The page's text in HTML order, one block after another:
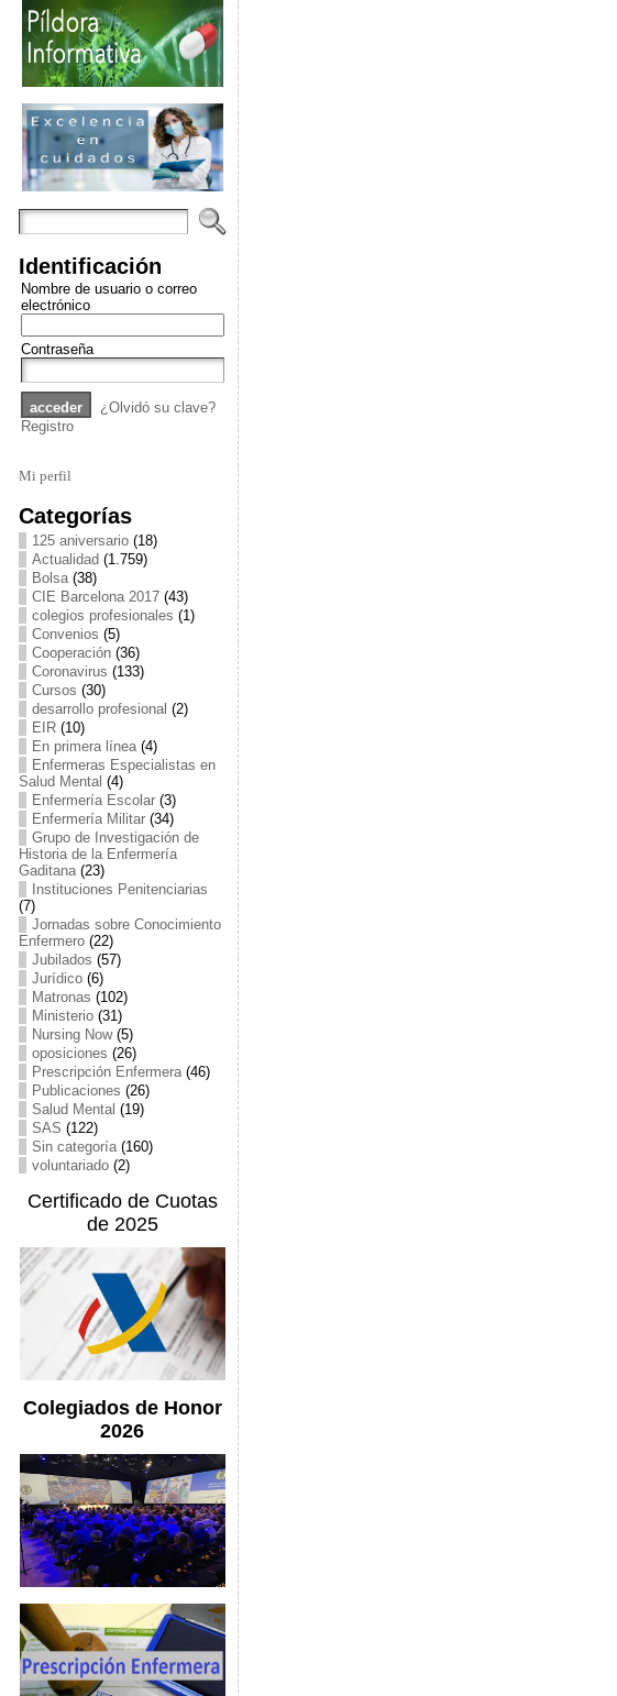
Identificación
Nombre de usuario o correo
electrónico
Contraseña
¿Olvidó su clave?
Registro
Mi perfil
Categorías
125 aniversario(18)
Actualidad (1.759)
Bolsa(38)
CIE Barcelona 2017(43)
colegios profesionales (1)
Convenios (5)
Cooperación(36)
Coronavirus (133)
Cursos (30)
desarrollo profesional (2)
EIR(10)
En primera línea(4)
Enfermeras Especialistas en
Salud Mental (4)
Enfermería Escolar(3)
Enfermería Militar(34)
Grupo de Investigación de
Historia de la Enfermería
Gaditana(23)
Instituciones Penitenciarias
(7)
Jornadas sobre Conocimiento
Enfermero(22)
Jubilados (57)
Jurídico(6)
Matronas (102)
Ministerio(31)
Nursing Now(5)
oposiciones (26)
Prescripción Enfermera(46)
Publicaciones (26)
Salud Mental (19)
SAS (122)
Sin categoría(160)
voluntariado(2)
Certificado de Cuotas
de 2025
Colegiados de Honor
2026